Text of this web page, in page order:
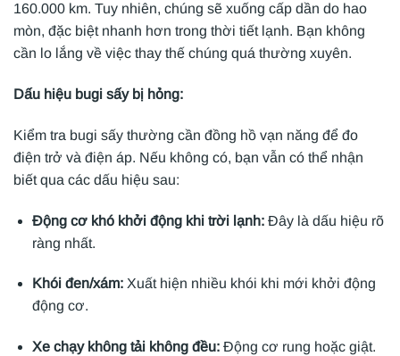
160.000 km. Tuy nhiên, chúng sẽ xuống cấp dần do hao
mòn, đặc biệt nhanh hơn trong thời tiết lạnh. Bạn không
cần lo lắng về việc thay thế chúng quá thường xuyên.
Dấu hiệu bugi sấy bị hỏng:
Kiểm tra bugi sấy thường cần đồng hồ vạn năng để đo
điện trở và điện áp. Nếu không có, bạn vẫn có thể nhận
biết qua các dấu hiệu sau:
Động cơ khó khởi động khi trời lạnh: Đây là dấu hiệu rõ
ràng nhất.
Khói đen/xám: Xuất hiện nhiều khói khi mới khởi động
động cơ.
Xe chạy không tải không đều: Động cơ rung hoặc giật.